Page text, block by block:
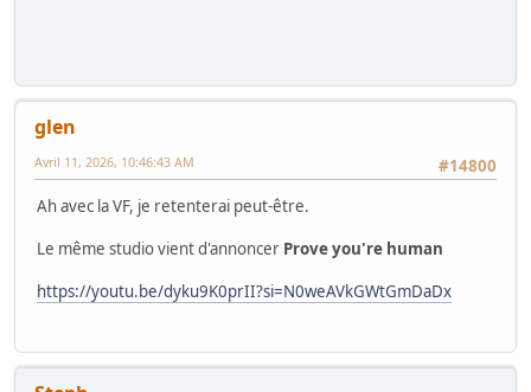
glen
#14800
Avril 11, 2026, 10:46:43 AM
Ah avec la VF, je retenterai peut-être.
Le même studio vient d'annoncer Prove you're human
https://youtu.be/dyku9K0prII?si=N0weAVkGWtGmDaDx